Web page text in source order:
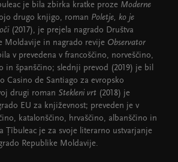
je bila zbirka kratke proze Moderne
drugo knjigo, roman Poletje, ko je
(2017), je prejela nagrado Društva
Moldavije in nagrado revije Observator
v prevedena v francoščino, norveščino,
in španščino; slednji prevod (2019) je bil
Casino de Santiago za evropsko
drugi roman Stekleni vrt (2018) je
EU za književnost; preveden je v
katalonščino, hrvaščino, albanščino in
Țîbuleac je za svoje literarno ustvarjanje
Republike Moldavije.